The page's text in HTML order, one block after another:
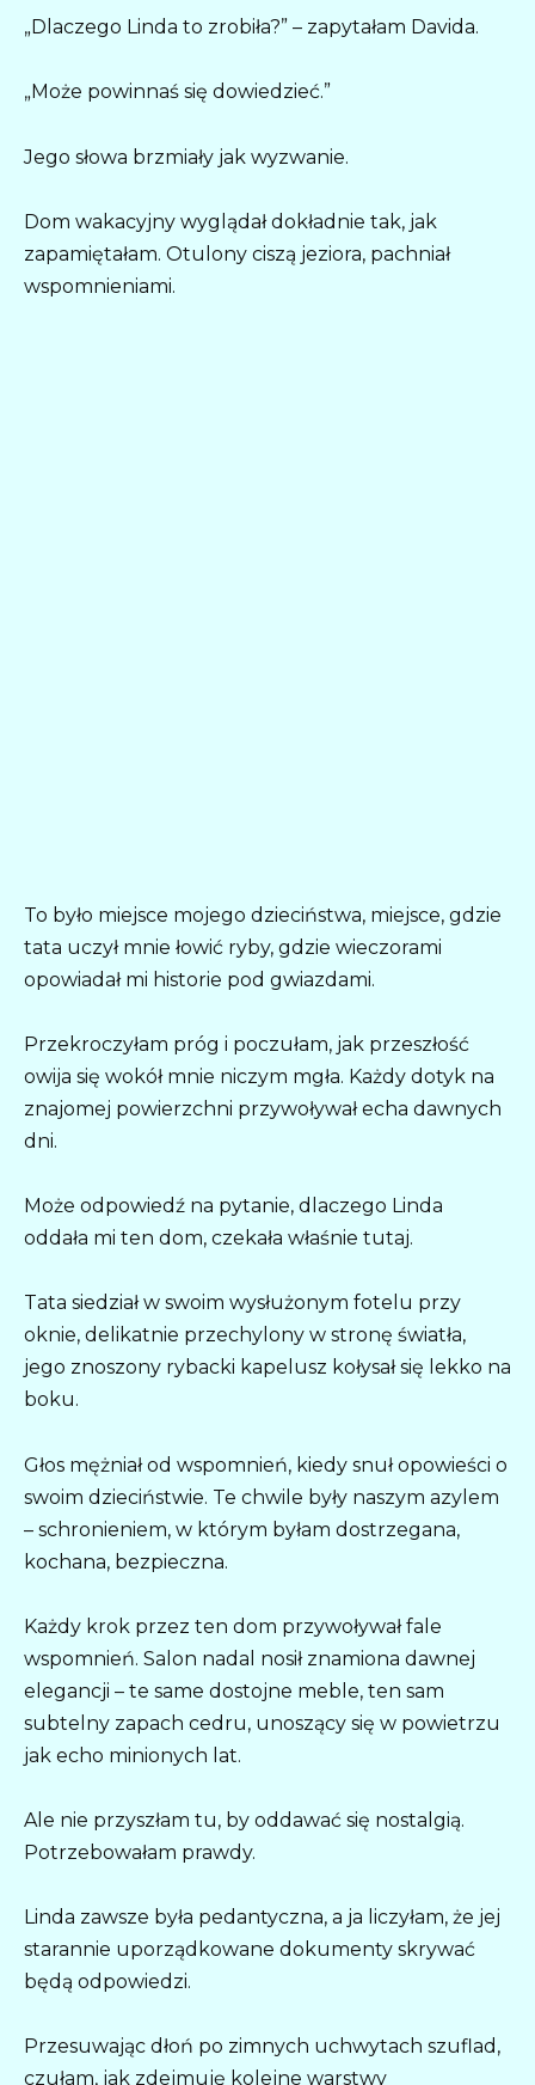
„Dlaczego Linda to zrobiła?” – zapytałam Davida.
„Może powinnaś się dowiedzieć.”
Jego słowa brzmiały jak wyzwanie.
Dom wakacyjny wyglądał dokładnie tak, jak
zapamiętałam. Otulony ciszą jeziora, pachniał
wspomnieniami.
To było miejsce mojego dzieciństwa, miejsce, gdzie
tata uczył mnie łowić ryby, gdzie wieczorami
opowiadał mi historie pod gwiazdami.
Przekroczyłam próg i poczułam, jak przeszłość
owija się wokół mnie niczym mgła. Każdy dotyk na
znajomej powierzchni przywoływał echa dawnych
dni.
Może odpowiedź na pytanie, dlaczego Linda
oddała mi ten dom, czekała właśnie tutaj.
Tata siedział w swoim wysłużonym fotelu przy
oknie, delikatnie przechylony w stronę światła,
jego znoszony rybacki kapelusz kołysał się lekko na
boku.
Głos mężniał od wspomnień, kiedy snuł opowieści o
swoim dzieciństwie. Te chwile były naszym azylem
– schronieniem, w którym byłam dostrzegana,
kochana, bezpieczna.
Każdy krok przez ten dom przywoływał fale
wspomnień. Salon nadal nosił znamiona dawnej
elegancji – te same dostojne meble, ten sam
subtelny zapach cedru, unoszący się w powietrzu
jak echo minionych lat.
Ale nie przyszłam tu, by oddawać się nostalgią.
Potrzebowałam prawdy.
Linda zawsze była pedantyczna, a ja liczyłam, że jej
starannie uporządkowane dokumenty skrywać
będą odpowiedzi.
Przesuwając dłoń po zimnych uchwytach szuflad,
czułam, jak zdejmuję kolejne warstwy